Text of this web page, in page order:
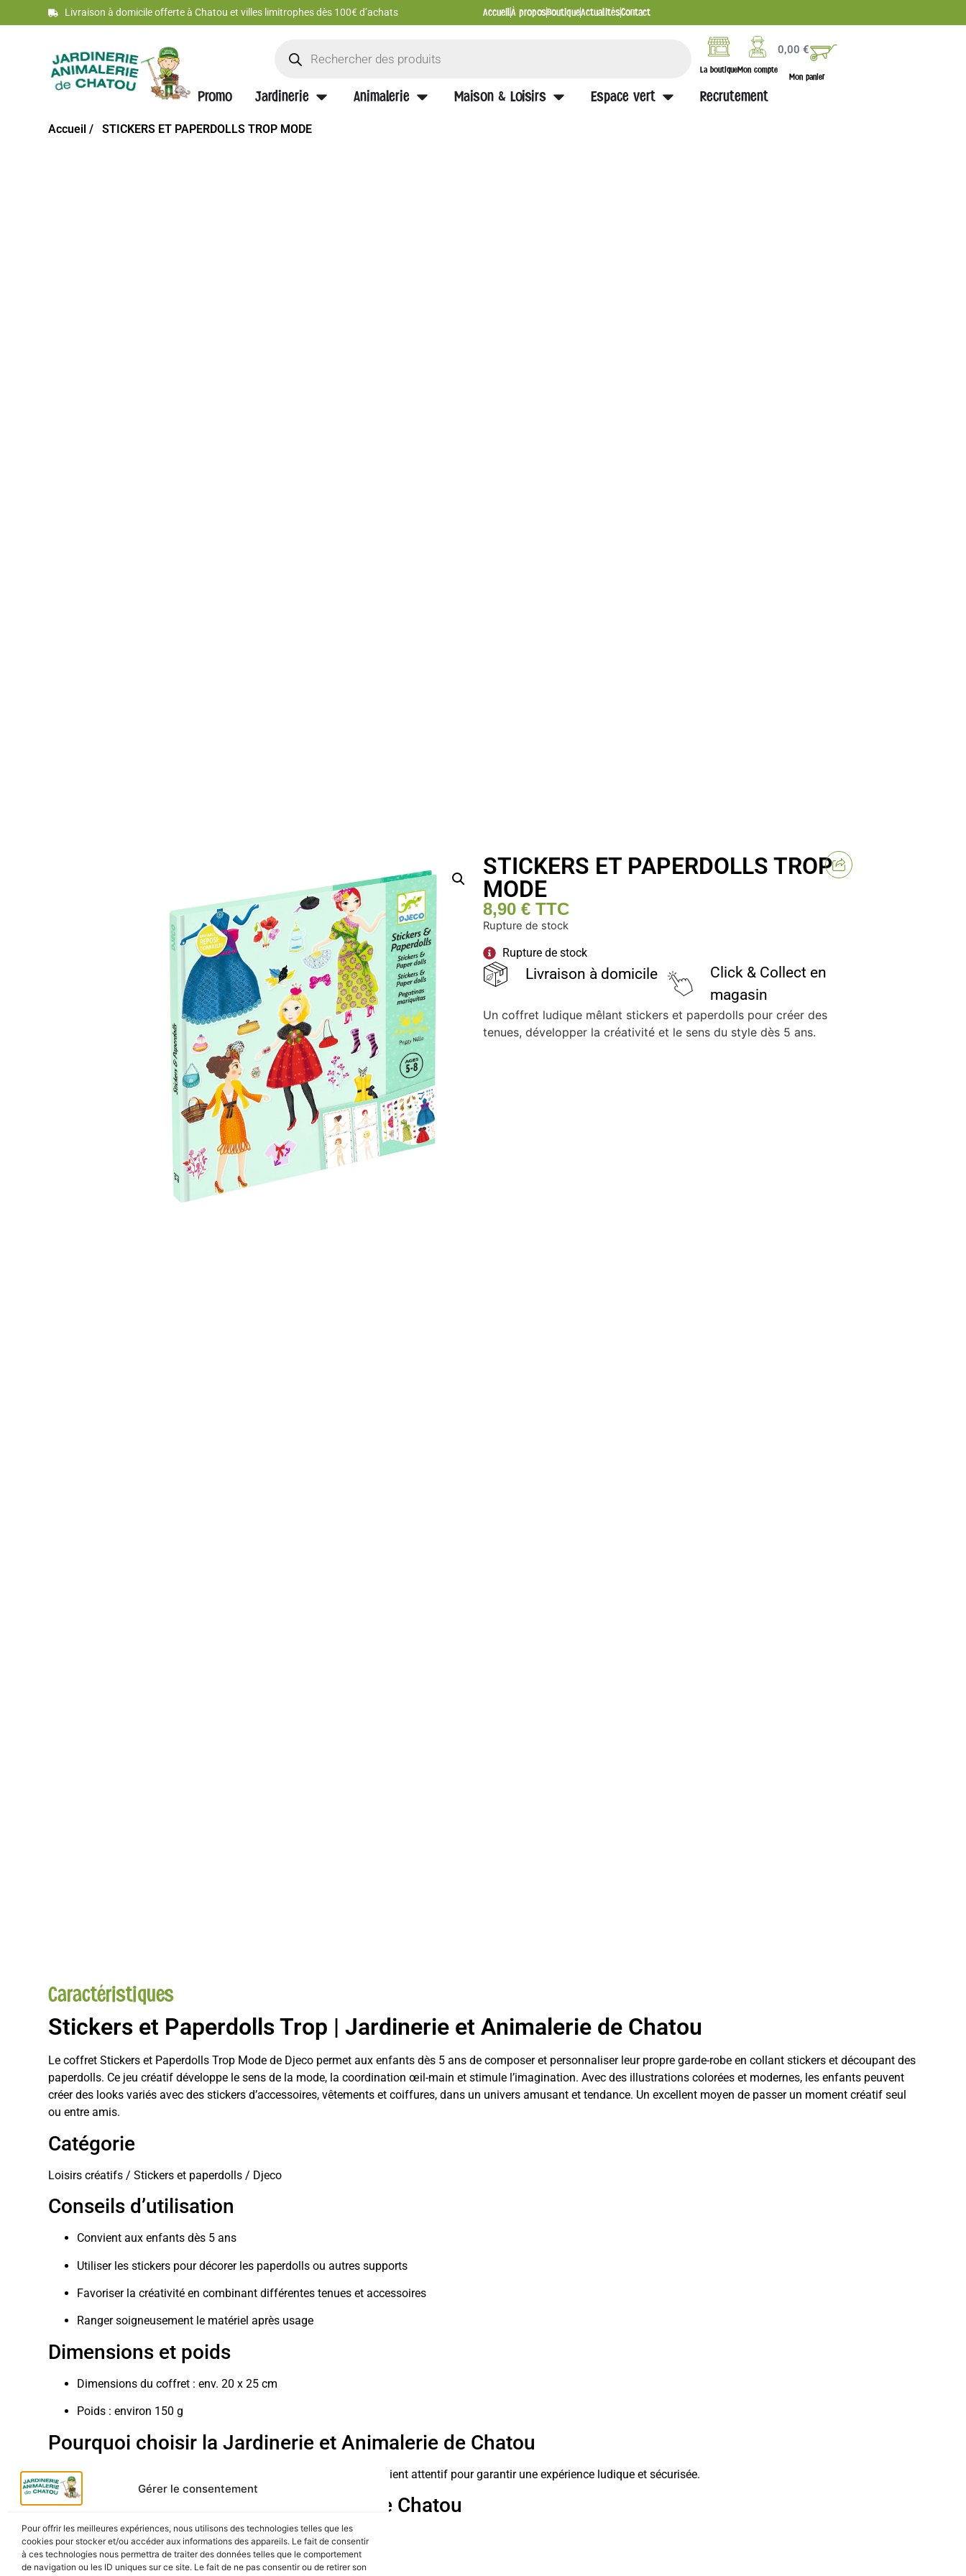
Gérer le consentement
Pour offrir les meilleures expériences, nous utilisons des technologies telles que les
cookies pour stocker et/ou accéder aux informations des appareils. Le fait de consentir
à ces technologies nous permettra de traiter des données telles que le comportement
de navigation ou les ID uniques sur ce site. Le fait de ne pas consentir ou de retirer son
Livraison à domicile offerte à Chatou et villes limitrophes dès 100€ d’achats AccueilÀ proposBoutiqueActualitésContact
La boutiqueMon compte
0,00€
Mon panier
Promo Jardinerie Animalerie Maison & Loisirs Espace vert Recrutement
Accueil / STICKERS ET PAPERDOLLS TROP MODE
STICKERS ET PAPERDOLLS TROP
MODE
8,90 €TTC
Rupture de stock
Rupture de stock
Livraison à domicile
Click & Collect en
magasin
Un coffret ludique mêlant stickers et paperdolls pour créer des
tenues, développer la créativité et le sens du style dès 5 ans.
Caractéristiques
Stickers et Paperdolls Trop | Jardinerie et Animalerie de Chatou
Le coffret Stickers et Paperdolls Trop Mode de Djeco permet aux enfants dès 5 ans de composer et personnaliser leur propre garde-robe en collant stickers et découpant des
paperdolls. Ce jeu créatif développe le sens de la mode, la coordination œil-main et stimule l’imagination. Avec des illustrations colorées et modernes, les enfants peuvent
créer des looks variés avec des stickers d’accessoires, vêtements et coiffures, dans un univers amusant et tendance. Un excellent moyen de passer un moment créatif seul
ou entre amis.
Catégorie
Loisirs créatifs / Stickers et paperdolls / Djeco
Conseils d’utilisation
Convient aux enfants dès 5 ans
Utiliser les stickers pour décorer les paperdolls ou autres supports
Favoriser la créativité en combinant différentes tenues et accessoires
Ranger soigneusement le matériel après usage
Dimensions et poids
Dimensions du coffret : env. 20 x 25 cm
Poids : environ 150 g
Pourquoi choisir la Jardinerie et Animalerie de Chatou
Produits sélectionnés avec soin, conseils personnalisés et service client attentif pour garantir une expérience ludique et sécurisée.
Les + de la Jardinerie et Animalerie de Chatou
Activité manuelle encouragée favorisant l’imagination
Produits conformes aux normes CE et sûrs